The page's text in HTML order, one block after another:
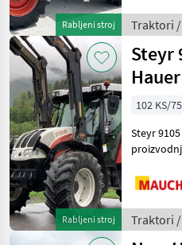
Rabljeni stroj
vorn * 3x
Radio * Z
Traktori /
Fendt
Rabljeni stroj
Steyr
102 KS/
Steyr 9105 MT,
proizvodnje
600/
90 s
Traktori /
Steyr